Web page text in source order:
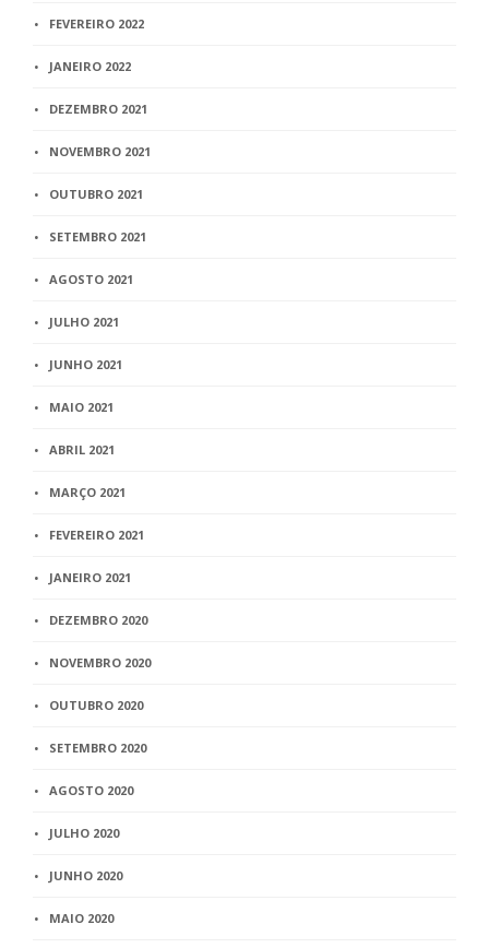
FEVEREIRO 2022
JANEIRO 2022
DEZEMBRO 2021
NOVEMBRO 2021
OUTUBRO 2021
SETEMBRO 2021
AGOSTO 2021
JULHO 2021
JUNHO 2021
MAIO 2021
ABRIL 2021
MARÇO 2021
FEVEREIRO 2021
JANEIRO 2021
DEZEMBRO 2020
NOVEMBRO 2020
OUTUBRO 2020
SETEMBRO 2020
AGOSTO 2020
JULHO 2020
JUNHO 2020
MAIO 2020